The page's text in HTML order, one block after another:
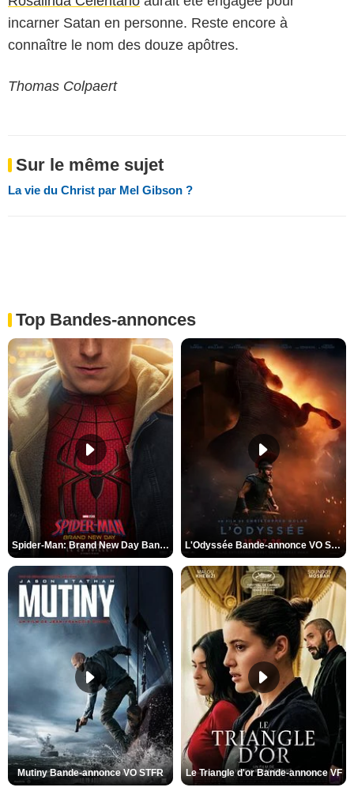
incarner Satan en personne. Reste encore à
connaître le nom des douze apôtres.
Thomas Colpaert
Sur le même sujet
La vie du Christ par Mel Gibson ?
Top Bandes-annonces
Spider-Man: Brand New Day Bande-annonce VO STFR L'Odyssée Bande-annonce VO STFR
Mutiny Bande-annonce VO STFR Le Triangle d'or Bande-annonce VF